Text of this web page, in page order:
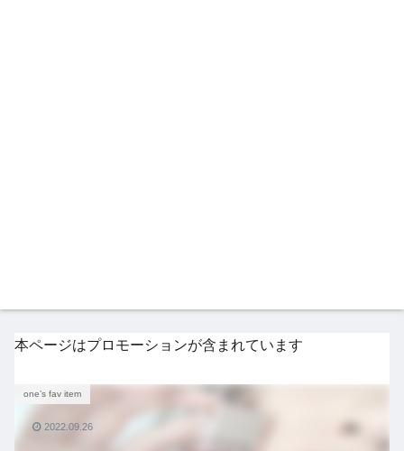
本ページはプロモーションが含まれています
one’s fav item
2022.09.26